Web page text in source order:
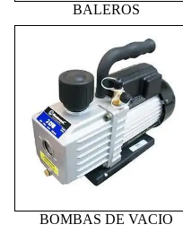
BALEROS
BOMBAS DE VACIO